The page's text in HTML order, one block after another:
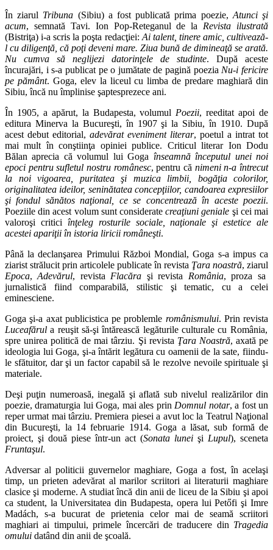
În ziarul Tribuna (Sibiu) a fost publicată prima poezie, Atunci şi
acum, semnată Tavi. Ion Pop-Reteganul de la Revista ilustrată
(Bistriţa) i-a scris la poşta redacţiei: Ai talent, tinere amic, cultivează-
l cu diligenţă, că poţi deveni mare. Ziua bună de dimineaţă se arată.
Nu cumva să neglijezi datorinţele de studinte. După aceste
încurajări, i s-a publicat pe o jumătate de pagină poezia Nu-i fericire
pe pământ. Goga, elev la liceul cu limba de predare maghiară din
Sibiu, încă nu împlinise şaptesprezece ani.
În 1905, a apărut, la Budapesta, volumul Poezii, reeditat apoi de
editura Minerva la Bucureşti, în 1907 şi la Sibiu, în 1910. După
acest debut editorial, adevărat eveniment literar, poetul a intrat tot
mai mult în conştiinţa opiniei publice. Criticul literar Ion Dodu
Bălan aprecia că volumul lui Goga înseamnă începutul unei noi
epoci pentru sufletul nostru românesc, pentru că nimeni n-a întrecut
la noi vigoarea, puritatea şi muzica limbii, bogăţia colorilor,
originalitatea ideilor, seninătatea concepţiilor, candoarea expresiilor
şi fondul sănătos naţional, ce se concentrează în aceste poezii.
Poeziile din acest volum sunt consideratecreaţiuni geniale şi cei mai
valoroşi critici înţeleg rosturile sociale, naţionale şi estetice ale
acestei apariţii în istoria liricii româneşti.
Până la declanşarea Primului Război Mondial, Goga s-a impus ca
ziarist strălucit prin articolele publicate în revista Ţara noastră, ziarul
Epoca,Adevărul, revista Flacăra şi revista România, proza sa
jurnalistică fiind comparabilă, stilistic şi tematic, cu a celei
eminesciene.
Goga şi-a axat publicistica pe problemle românismului. Prin revista
Luceafărul a reuşit să-şi întărească legăturile culturale cu România,
spre unirea politică de mai târziu. Şi revista Ţara Noastră, axată pe
ideologia lui Goga, şi-a întărit legătura cu oamenii de la sate, fiindu-
le sfătuitor, dar şi un factor capabil să le rezolve nevoile spirituale şi
materiale.
Deşi puţin numeroasă, inegală şi aflată sub nivelul realizărilor din
poezie, dramaturgia lui Goga, mai ales prin Domnul notar, a fost un
reper urmat mai târziu. Premiera piesei a avut loc la Teatrul Naţional
din Bucureşti, la 14 februarie 1914. Goga a lăsat, sub formă de
proiect, şi două piese într-un act (Sonata lunei şi Lupul), sceneta
Fruntaşul.
Adversar al politicii guvernelor maghiare, Goga a fost, în acelaşi
timp, un prieten adevărat al marilor scriitori ai literaturii maghiare
clasice şi moderne. A studiat încă din anii de liceu de la Sibiu şi apoi
ca student, la Universitatea din Budapesta, opera lui Petőfi şi Imre
Madách, s-a bucurat de prietenia celor mai de seamă scriitori
maghiari ai timpului, primele încercări de traducere din Tragedia
omului datând din anii de şcoală.